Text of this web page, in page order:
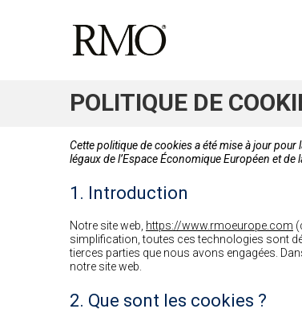
POLITIQUE DE
Cette politique de cookies a été mise à jour
légaux de l’Espace Économique Européen et de
1. Introduction
Notre site web, https://www.rmoeurope.com
simplification, toutes ces technologies sont
tierces parties que nous avons engagées.
notre site web.
2. Que sont les cookies ?